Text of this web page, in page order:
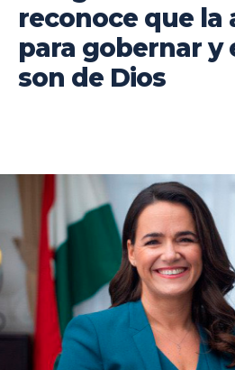
reconoce que la
para gobernar y
son de Dios